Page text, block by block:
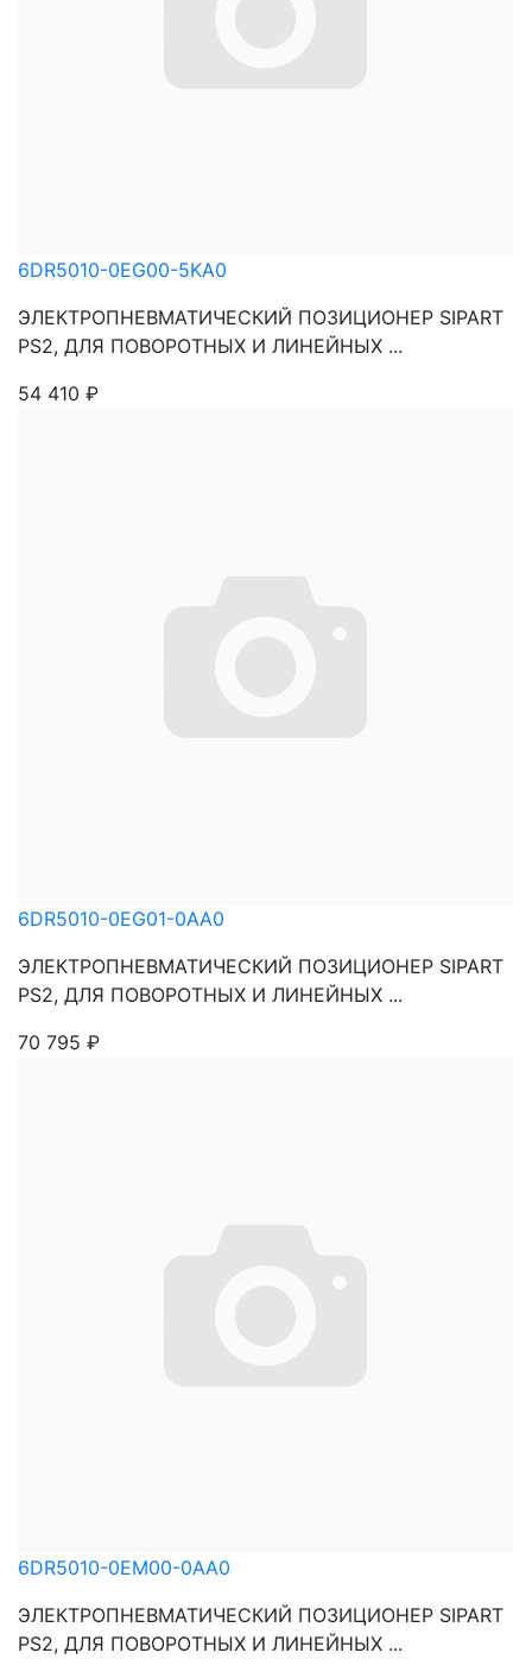
6DR5010-0EG00-5KA0
ЭЛЕКТРОПНЕВМАТИЧЕСКИЙ ПОЗИЦИОНЕР SIPART
PS2, ДЛЯ ПОВОРОТНЫХ И ЛИНЕЙНЫХ ...
54 410 ₽
6DR5010-0EG01-0AA0
ЭЛЕКТРОПНЕВМАТИЧЕСКИЙ ПОЗИЦИОНЕР SIPART
PS2, ДЛЯ ПОВОРОТНЫХ И ЛИНЕЙНЫХ ...
70 795 ₽
6DR5010-0EM00-0AA0
ЭЛЕКТРОПНЕВМАТИЧЕСКИЙ ПОЗИЦИОНЕР SIPART
PS2, ДЛЯ ПОВОРОТНЫХ И ЛИНЕЙНЫХ ...